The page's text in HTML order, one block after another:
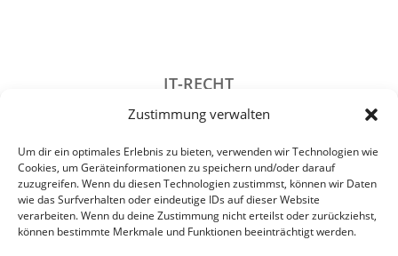
Zustimmung verwalten
Um dir ein optimales Erlebnis zu bieten, verwenden wir Technologien wie
Cookies, um Geräteinformationen zu speichern und/oder darauf
zuzugreifen. Wenn du diesen Technologien zustimmst, können wir Daten
wie das Surfverhalten oder eindeutige IDs auf dieser Website
verarbeiten. Wenn du deine Zustimmung nicht erteilst oder zurückziehst,
können bestimmte Merkmale und Funktionen beeinträchtigt werden.
IT-RECHT
DATENSCHUTZRECHT
STRAFRECHT
GESELLSCHAFTSRECHT
VERANSTALTUNGSRECHT